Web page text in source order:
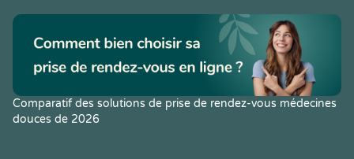
Comparatif des solutions de prise de rendez-vous médecines
douces de 2026